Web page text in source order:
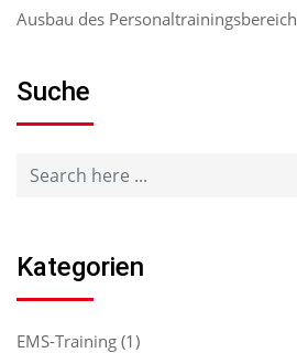
Ausbau des Personaltrainingsbereich
Suche
Kategorien
EMS-Training (1)